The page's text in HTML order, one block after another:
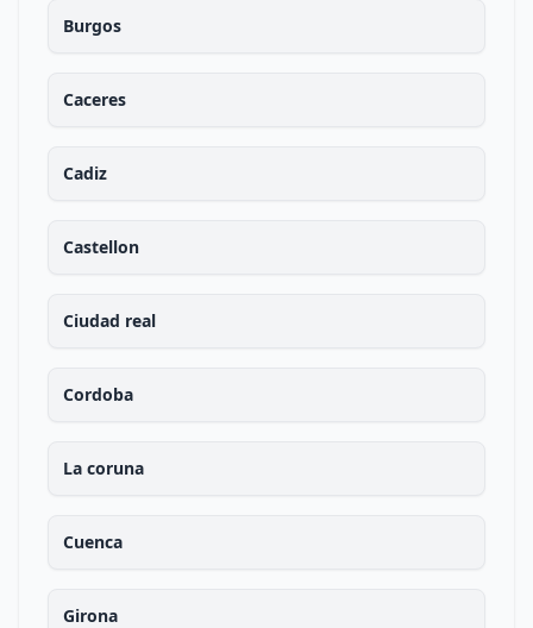
Burgos
Caceres
Cadiz
Castellon
Ciudad real
Cordoba
La coruna
Cuenca
Girona